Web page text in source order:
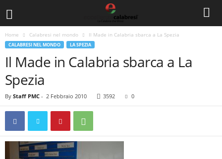
Home Calabresi nel mondo Il Made in Calabria sbarca a La Spezia
CALABRESI NEL MONDO LA SPEZIA
Il Made in Calabria sbarca a La
Spezia
By Staff PMC - 2 Febbraio 2010 3592 0